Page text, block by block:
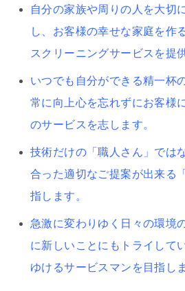
自分の家族や周りの人を大切
し、お客様の幸せな家庭を作
スクリーニングサービスを提
いつでも自分ができる精一杯
常に向上心を忘れずにお客様
のサービスを志します。
技術だけの「職人さん」では
合った適切なご提案が出来る
指します。
急激に変わりゆく日々の環境
に新しいことにもトライして
ゆけるサービスマンを目指し